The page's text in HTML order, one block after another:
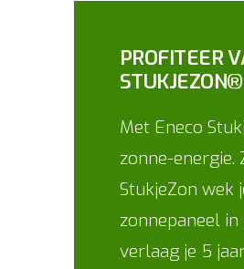
PROFITEER
STUKJEZON®
Met Eneco
zonne-energie.
StukjeZon wek
zonnepaneel
verlaag je 5